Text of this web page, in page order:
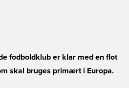
fodboldklub er klar med en flot
skal bruges primært i Europa.